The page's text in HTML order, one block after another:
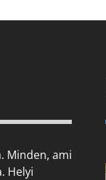
Minden, ami
Helyi